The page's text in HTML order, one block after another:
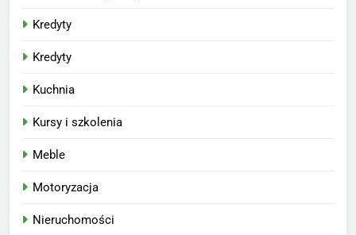
Kredyty
Kredyty
Kuchnia
Kursy i szkolenia
Meble
Motoryzacja
Nieruchomości